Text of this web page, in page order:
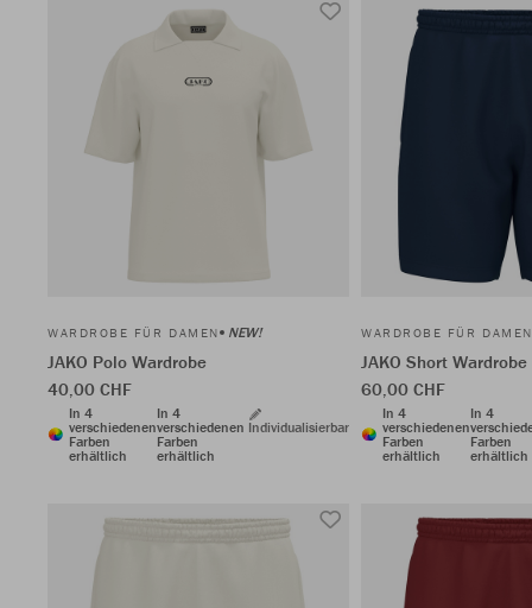
WARDROBE FÜR DAMEN NEW!
JAKO Polo Wardrobe
40,00 CHF
In 4
verschiedenen
Farben
erhältlich
In 4
verschiedenen
Farben
erhältlich
Individualisierbar
WARDROBE FÜR DAMEN
JAKO Short Wardrobe
60,00 CHF
In 4
verschiedenen
Farben
erhältlich
In 4
Farben
erhältlich